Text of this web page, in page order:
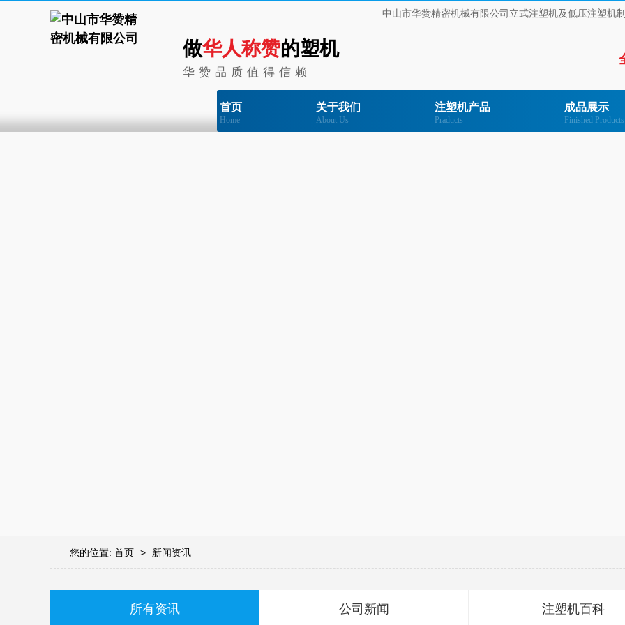
中山市华赞精密机械有限公司立式注塑机及低压注塑机
做华人称赞的塑机
华赞品质值得信赖
首页
Home
关于我们
About Us
注塑机产品
Praducts
成品展示
Finished Products
您的位置: 首页 > 新闻资讯
所有资讯 公司新闻 注塑机百科